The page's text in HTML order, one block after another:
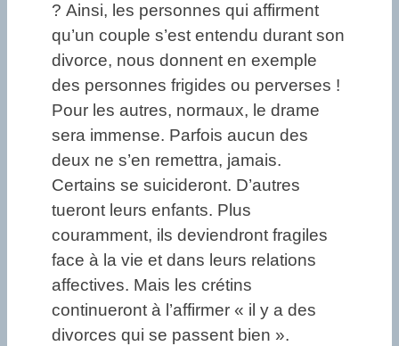
? Ainsi, les personnes qui affirment
qu’un couple s’est entendu durant son
divorce, nous donnent en exemple
des personnes frigides ou perverses !
Pour les autres, normaux, le drame
sera immense. Parfois aucun des
deux ne s’en remettra, jamais.
Certains se suicideront. D’autres
tueront leurs enfants. Plus
couramment, ils deviendront fragiles
face à la vie et dans leurs relations
affectives. Mais les crétins
continueront à l’affirmer « il y a des
divorces qui se passent bien ».